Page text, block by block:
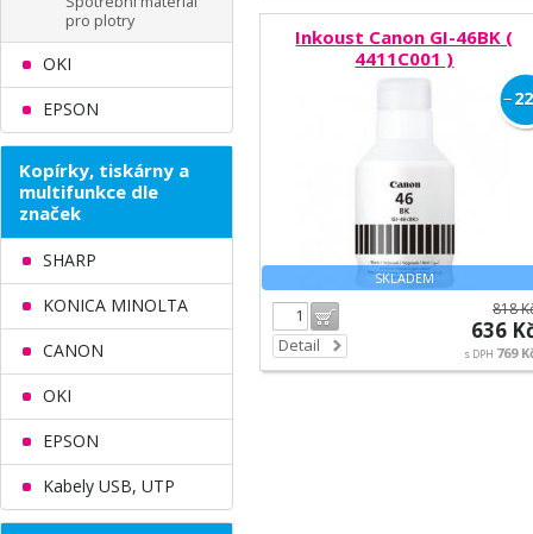
Inkoust Canon GI-46BK (
4411C001 )
SKLADEM
−22
Detail
818
636
s DPH 769
pro plotry
OKI
EPSON
Kopírky, tiskárny a
multifunkce dle
značek
SHARP
KONICA MINOLTA
CANON
OKI
EPSON
Kabely USB, UTP